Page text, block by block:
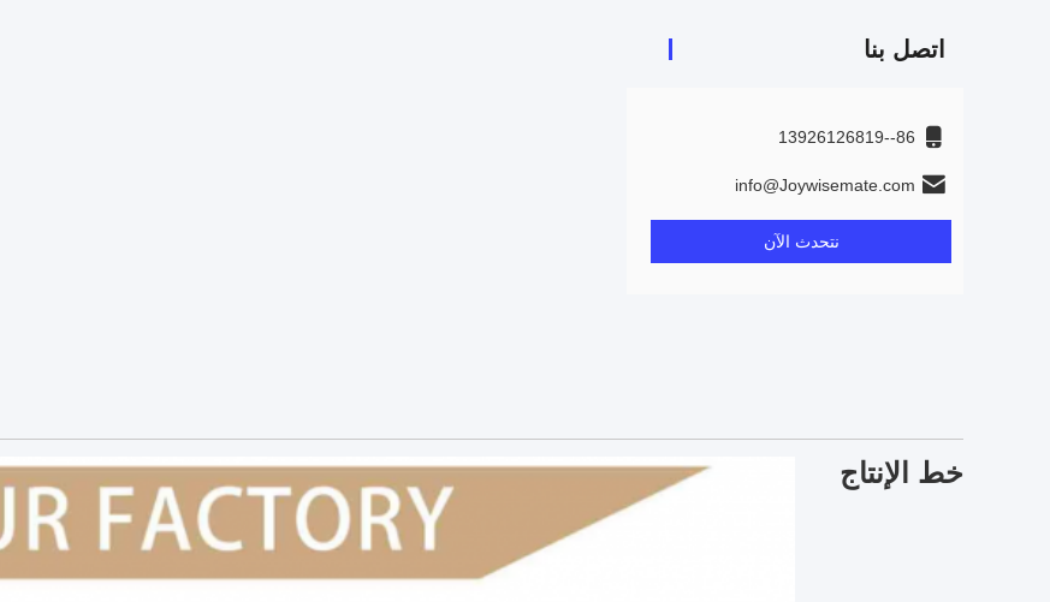
اتصل بنا
86--13926126819
info@Joywisemate.com
نتحدث الآن
خط الإنتاج